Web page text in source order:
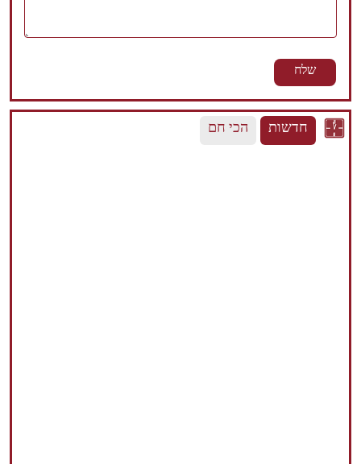
חדשות הכי חם